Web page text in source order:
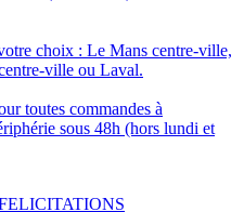
choix : Le Mans centre-ville,
ville ou Laval.
toutes commandes à
sous 48h (hors lundi et